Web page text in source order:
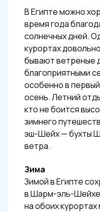
В Египте можно
время года
солнечных дней.
курортах
бывают ветреные
благоприятными
особенно в
осень. Летний
кто не боится
зимнего
эш-Шейх — бухты
ветра.
Зима
Зимой в Египте
в Шарм-эль-Шейхе
на обоих